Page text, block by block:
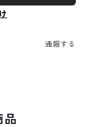
通報する
品